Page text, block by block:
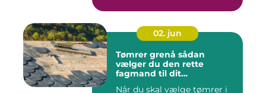
02. jun
Tømrer grenå sådan
vælger du den rette
fagmand til dit
Når du skal vælge tømrer i